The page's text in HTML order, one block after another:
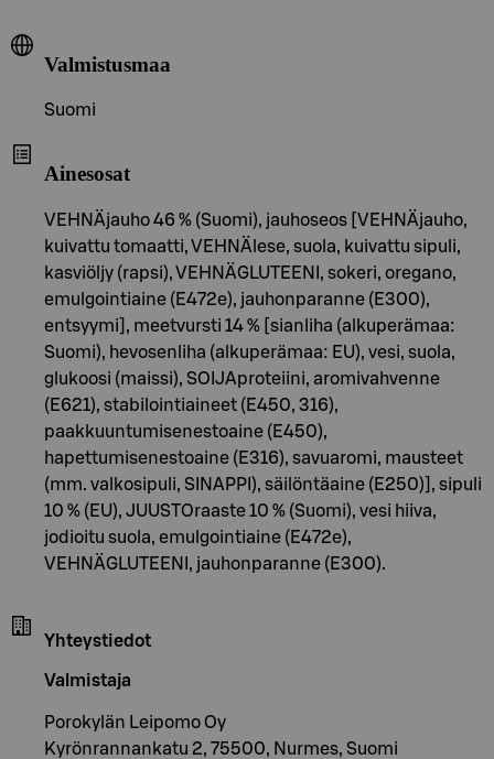
Valmistusmaa
Suomi
Ainesosat
VEHNÄjauho 46 % (Suomi), jauhoseos [VEHNÄjauho,
kuivattu tomaatti, VEHNÄlese, suola, kuivattu sipuli,
kasviöljy (rapsi), VEHNÄGLUTEENI, sokeri, oregano,
emulgointiaine (E472e), jauhonparanne (E300),
entsyymi], meetvursti 14 % [sianliha (alkuperämaa:
Suomi), hevosenliha (alkuperämaa: EU), vesi, suola,
glukoosi (maissi), SOIJAproteiini, aromivahvenne
(E621), stabilointiaineet (E450, 316),
paakkuuntumisenestoaine (E450),
hapettumisenestoaine (E316), savuaromi, mausteet
(mm. valkosipuli, SINAPPI), säilöntäaine (E250)], sipuli
10 % (EU), JUUSTOraaste 10 % (Suomi), vesi hiiva,
jodioitu suola, emulgointiaine (E472e),
VEHNÄGLUTEENI, jauhonparanne (E300).
Yhteystiedot
Valmistaja
Porokylän Leipomo Oy
Kyrönrannankatu 2, 75500, Nurmes, Suomi